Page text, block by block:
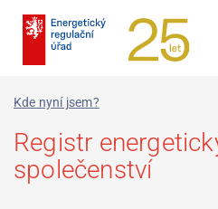
Kde nyní jsem?
Registr
společenství